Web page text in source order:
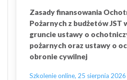
Zasady finansowania
Pożarnych z budżetów JST
gruncie ustawy o
pożarnych oraz ustawy o
obronie cywilnej
Szkolenie online, 25 sierpnia 2026